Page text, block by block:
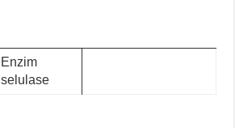
Enzim
selulase